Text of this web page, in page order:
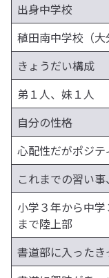
出身中学校
稙田南中学校（大
きょうだい構成
弟１人、妹１人
自分の性格
心配性だがポジテ
これまでの習い
小学３年から中
まで陸上部
書道部に入ったき